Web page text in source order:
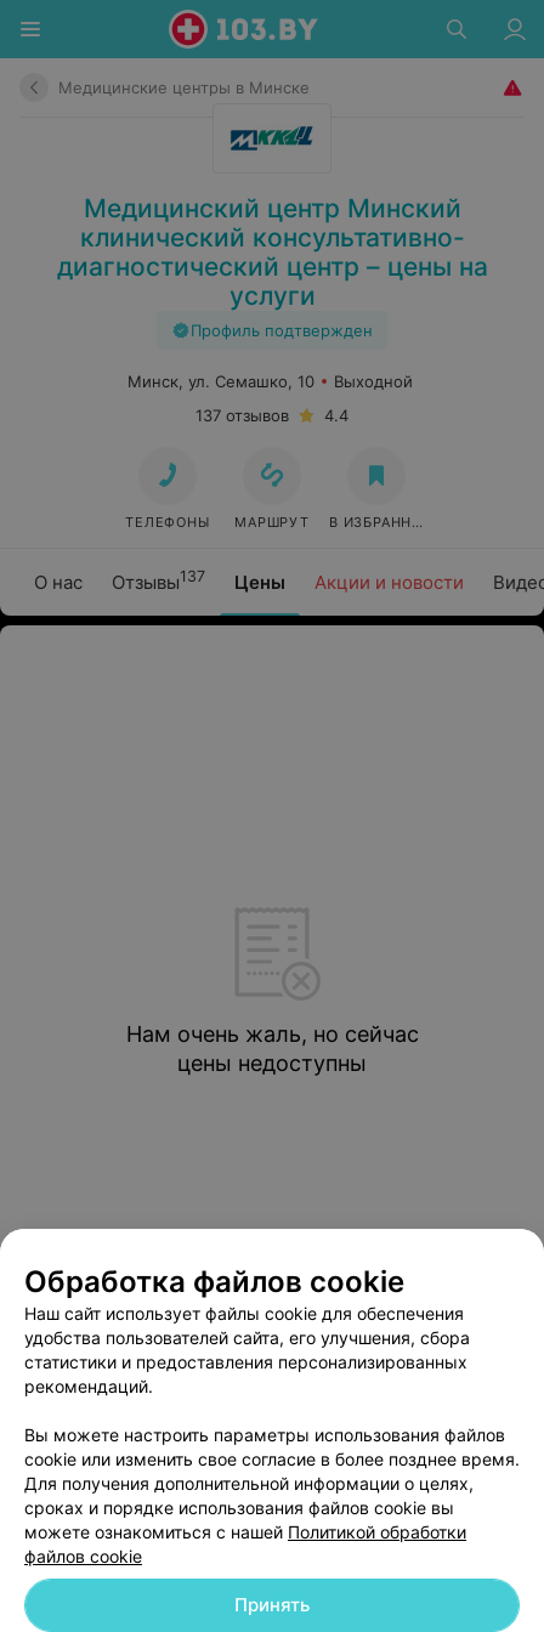
Медицинские центры в Минске
Медицинский центр Минский
клинический консультативно-
диагностический центр – цены на
услуги
Профиль подтвержден
О нас Отзывы137 Цены Акции и новости
Минск, ул. Семашко, 10
Выходной
137 отзывов
4.4
ТЕЛЕФОНЫ МАРШРУТ В ИЗБРАННОЕ
Нам очень жаль, но сейчас
цены недоступны
О проекте Новости проекта
Размещение рекламы
Медицинский маркетинг
Публичный договор
Пользовательское соглашение
Способы оплаты
Вакансии
Партнеры
Написать в поддержку
Обработка файлов cookie
Наш сайт использует файлы cookie для обеспечения
удобства пользователей сайта, его улучшения, сбора
статистики и предоставления персонализированных
рекомендаций.
Вы можете настроить параметры использования файлов
cookie или изменить свое согласие в более позднее время.
Для получения дополнительной информации о целях,
сроках и порядке использования файлов cookie вы
можете ознакомиться с нашей Политикой обработки
файлов cookie
Принять